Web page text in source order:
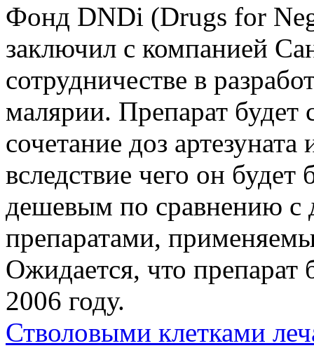
Фонд DNDi (Drugs for
заключил с компанией
сотрудничестве в
малярии. Препарат будет
сочетание доз
вследствие чего он
дешевым по сравнению
препаратами,
Ожидается, что препарат
2006 году.
Стволовыми клетками